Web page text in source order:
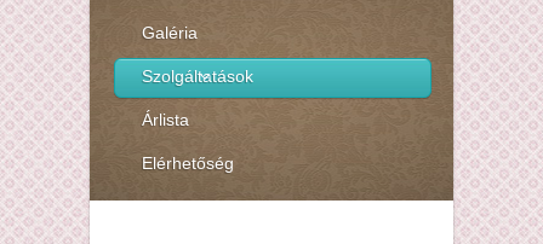
Galéria
Szolgáltatások
Árlista
Elérhetőség